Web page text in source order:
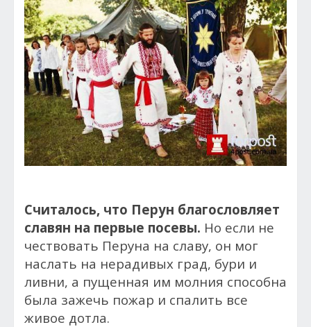
Считалось, что Перун благословляет
славян на первые посевы. Но если не
чествовать Перуна на славу, он мог
наслать на нерадивых град, бури и
ливни, а пущенная им молния способна
была зажечь пожар и спалить все
живое дотла.